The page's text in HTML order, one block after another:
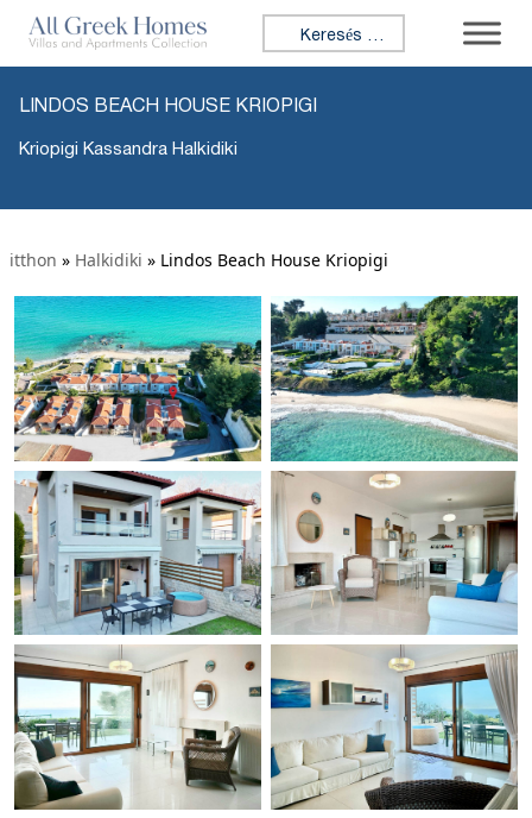
Keresés:
LINDOS BEACH HOUSE KRIOPIGI
Kriopigi Kassandra Halkidiki
itthon » Halkidiki » Lindos Beach House Kriopigi